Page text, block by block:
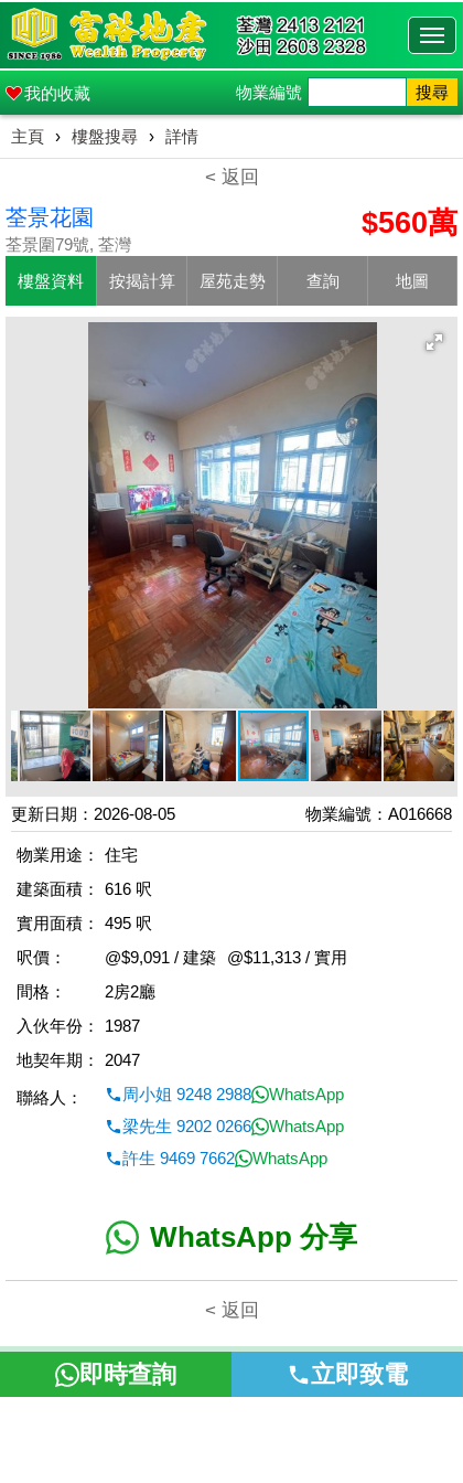
我的收藏 物業編號 搜尋
主頁 › 樓盤搜尋 › 詳情
< 返回
荃景花園
荃景圍79號, 荃灣
$560萬
樓盤資料 按揭計算 屋苑走勢 查詢 地圖
更新日期：2026-08-05 物業編號：A016668
物業用途：
住宅
建築面積：
616 呎
實用面積：
495 呎
呎價：
@$9,091 / 建築
@$11,313 / 實用
間格：
2房2廳
入伙年份：
1987
地契年期：
2047
聯絡人：
周小姐 9248 2988
WhatsApp
梁先生 9202 0266
WhatsApp
許生 9469 7662
WhatsApp
WhatsApp 分享
< 返回
即時查詢 立即致電
本網頁所提供資料僅作參考用途。若因錯漏而引致任何不便或損
失，富裕地產概不負責。